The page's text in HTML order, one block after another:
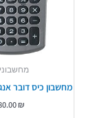
מחשבון כיס דובר
₪